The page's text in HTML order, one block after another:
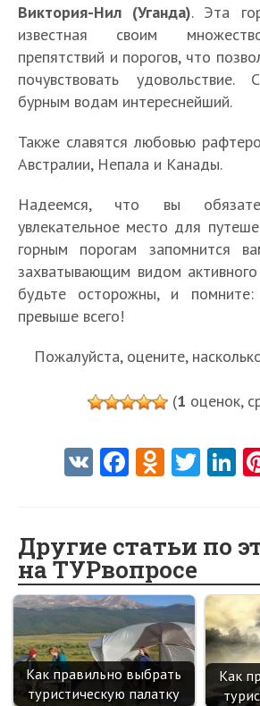
Виктория-Нил (Уганда). Эта
известная своим
препятствий и порогов, что
почувствовать
бурным водам интереснейший.
Также славятся любовью
Австралии, Непала и Канады.
Надеемся, что вы
увлекательное место для
горным порогам запомнится
захватывающим видом
будьте осторожны, и помните:
превыше всего!
Пожалуйста, оцените,
(1 оценок,
V Fa
o
o
k
O
o
kl
as
sn
ik
T
er
Другие статьи по
на ТУРвопросе
Как правильно выбрать
туристическую палатку
Как